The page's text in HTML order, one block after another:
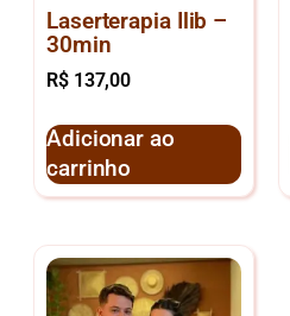
Laserterapia Ilib –
30min
R$137,00
Adicionar ao
carrinho